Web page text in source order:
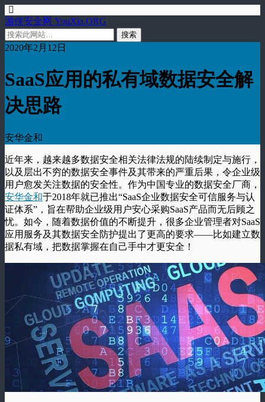
游侠安全网 YouXia.ORG
2020年2月12日
SaaS应用的私有域数据安全解
决思路
安华金和
近年来，越来越多数据安全相关法律法规的陆续制定与施行，
以及层出不穷的数据安全事件及其带来的严重后果，令企业级
用户愈发关注数据的安全性。作为中国专业的数据安全厂商，
安华金和于2018年就已推出“SaaS企业数据安全可信服务与认
证体系” ，旨在帮助企业级用户安心采购SaaS产品而无后顾之
忧。如今，随着数据价值的不断提升，很多企业管理者对SaaS
应用服务及其数据安全防护提出了更高的要求——比如建立数
据私有域，把数据掌握在自己手中才更安全！